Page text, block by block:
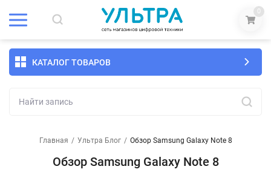
0
КАТАЛОГ ТОВАРОВ
Главная / Ультра Блог / Обзор Samsung Galaxy Note 8
Обзор Samsung Galaxy Note 8